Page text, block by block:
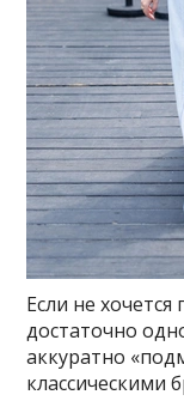
Если не
достаточно
аккуратно
классическими